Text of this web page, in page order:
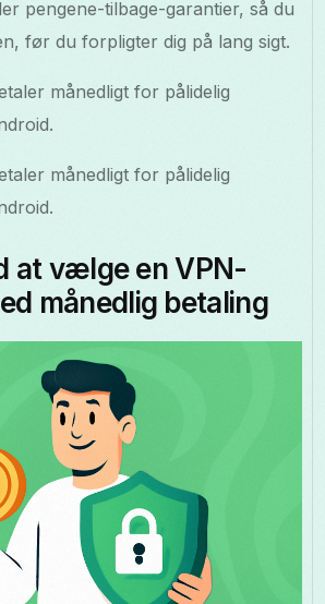
pengene-tilbage-garantier, så du
før du forpligter dig på lang sigt.
månedligt for pålidelig
månedligt for pålidelig
at vælge en VPN-
månedlig betaling